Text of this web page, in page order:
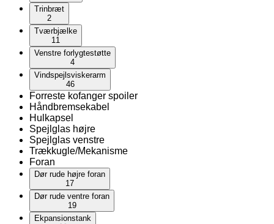
Trinbræt
2
Tværbjælke
11
Venstre forlygtestøtte
4
Vindspejlsviskerarm
46
Forreste kofanger spoiler
Håndbremsekabel
Hulkapsel
Spejlglas højre
Spejlglas venstre
Trækkugle/Mekanisme
Foran
Dør rude højre foran
17
Dør rude ventre foran
19
Ekpansionstank